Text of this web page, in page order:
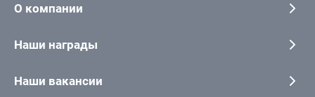
О компании
Наши награды
Наши вакансии